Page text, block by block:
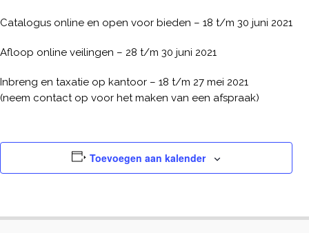
Catalogus online en open voor bieden – 18 t/m 30 juni 2021
Afloop online veilingen – 28 t/m 30 juni 2021
Inbreng en taxatie op kantoor – 18 t/m 27 mei 2021
(neem contact op voor het maken van een afspraak)
Toevoegen aan kalender